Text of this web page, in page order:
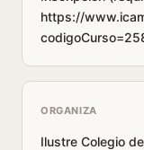
https://
ORGANIZA
Ilustre Colegio